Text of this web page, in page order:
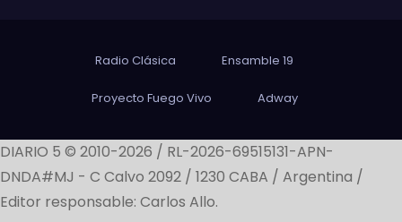
Radio Clásica Ensamble 19
Proyecto Fuego Vivo Adway
DIARIO 5 © 2010-2026 / RL-2026-69515131-APN-
DNDA#MJ - C Calvo 2092 / 1230 CABA / Argentina /
Editor responsable: Carlos Allo.